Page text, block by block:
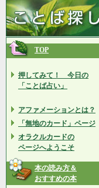
TOP
押してみて！ 今日の
「ことば占い」
アファメーションとは？
「無地のカード」ページ
オラクルカードの
ページへようこそ
本の読み方＆
おすすめの本